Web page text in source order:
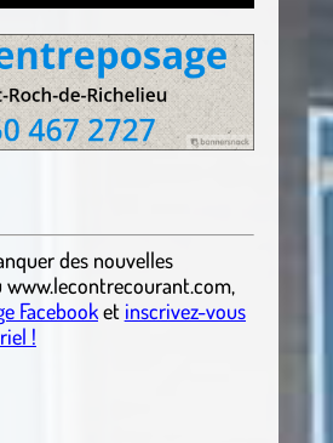
des nouvelles
www.lecontrecourant.com,
Facebooket inscrivez-vous
!